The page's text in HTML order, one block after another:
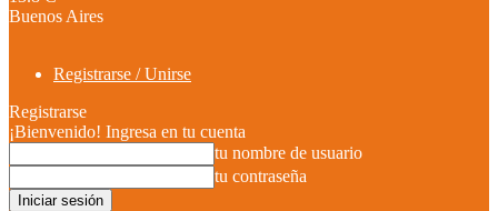
Buenos Aires
Registrarse / Unirse
Registrarse
¡Bienvenido! Ingresa en tu cuenta
tu nombre de usuario
tu contraseña